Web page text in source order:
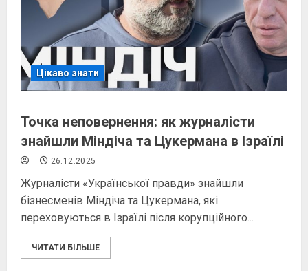
Цікаво знати
Точка неповернення: як журналісти
знайшли Міндіча та Цукермана в Ізраїлі
26.12.2025
Журналісти «Української правди» знайшли
бізнесменів Міндіча та Цукермана, які
переховуються в Ізраїлі після корупційного...
ЧИТАТИ БІЛЬШЕ